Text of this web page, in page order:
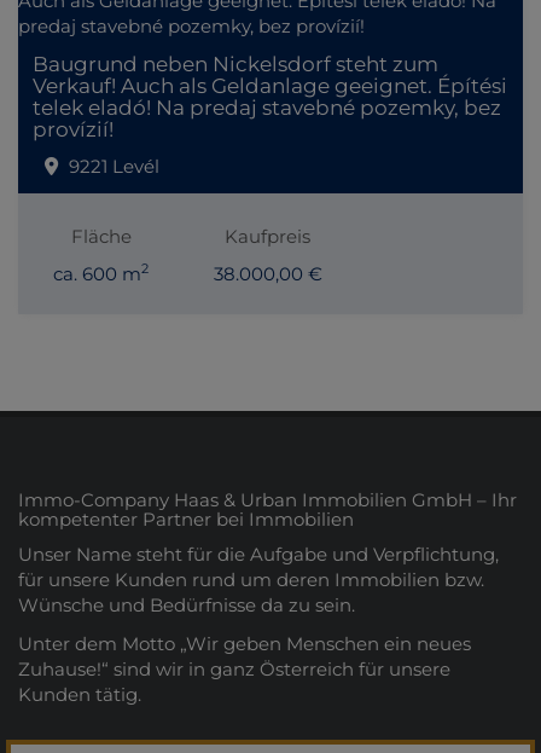
Baugrund neben Nickelsdorf steht zum
Verkauf! Auch als Geldanlage geeignet. Építési
telek eladó! Na predaj stavebné pozemky, bez
provízií!
9221 Levél
Fläche
ca. 600 m2
Kaufpreis
38.000,00 €
Immo-Company Haas & Urban Immobilien GmbH – Ihr
kompetenter Partner bei Immobilien
Unser Name steht für die Aufgabe und Verpflichtung,
für unsere Kunden rund um deren Immobilien bzw.
Wünsche und Bedürfnisse da zu sein.
Unter dem Motto „Wir geben Menschen ein neues
Zuhause!“ sind wir in ganz Österreich für unsere
Kunden tätig.